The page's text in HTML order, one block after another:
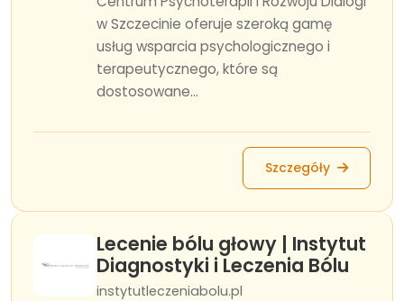
w Szczecinie oferuje szeroką gamę
usług wsparcia psychologicznego i
terapeutycznego, które są
dostosowane...
Szczegóły
Lecenie bólu głowy | Instytut
Diagnostyki i Leczenia Bólu
instytutleczeniabolu.pl